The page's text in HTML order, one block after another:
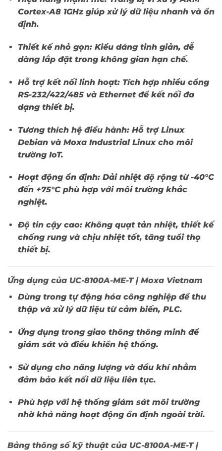
Cortex-A8 1GHz giúp xử lý dữ liệu nhanh và ổn
định.
Thiết kế nhỏ gọn:Kiểu dáng tinh giản, dễ
dàng lắp đặt trong không gian hạn chế.
Hỗ trợ kết nối linh hoạt:Tích hợp nhiều cổng
RS-232/422/485 và Ethernet để kết nối đa
dạng thiết bị.
Tương thích hệ điều hành:Hỗ trợ Linux
Debian và Moxa Industrial Linux cho môi
trường IoT.
Hoạt động ổn định:Dải nhiệt độ rộng từ -40°C
đến +75°C phù hợp với môi trường khắc
nghiệt.
Độ tin cậy cao:Không quạt tản nhiệt, thiết kế
chống rung và chịu nhiệt tốt, tăng tuổi thọ
thiết bị.
Ứng dụng của UC-8100A-ME-T | Moxa Vietnam
Dùng trong tự động hóa công nghiệpđể thu
thập và xử lý dữ liệu từ cảm biến, PLC.
Ứng dụng trong giao thông thông minhđể
giám sát và điều khiển hệ thống.
Sử dụng cho năng lượng và dầu khínhằm
đảm bảo kết nối dữ liệu liên tục.
Phù hợp với hệ thống giám sát môi trường
nhờ khả năng hoạt động ổn định ngoài trời.
Bảng thông số kỹ thuật của UC-8100A-ME-T |